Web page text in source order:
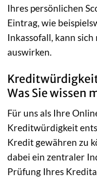
Ihres persönlichen
Eintrag, wie
Inkassofall, kann
auswirken.
Was Sie wissen
Für uns als Ihre
Kreditwürdigkeit
Kredit gewähren zu
dabei ein zentraler
Prüfung Ihres